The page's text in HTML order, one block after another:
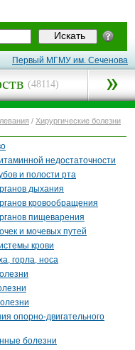
Первый МГМУ им. Сеченова
(48114)
/ Хирургические болезни
недостаточности
и полости рта
дыхания
кровообращения
пищеварения
и мочевых путей
крови
горла, носа
опорно-двигательного
болезни